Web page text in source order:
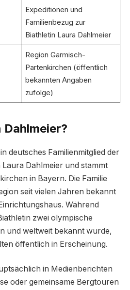
Expeditionen und
Familienbezug zur
Biathletin Laura Dahlmeier
Region Garmisch-
Partenkirchen (öffentlich
bekannten Angaben
zufolge)
deutsches Familienmitglied der
Dahlmeier und stammt
in Bayern. Die Familie
seit vielen Jahren bekannt
Während
zwei olympische
und weltweit bekannt wurde,
öffentlich in Erscheinung.
in Medienberichten
oder gemeinsame Bergtouren